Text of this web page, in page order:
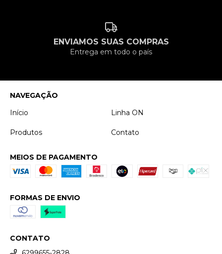
ENVIAMOS SUAS COMPRAS
Entrega em todo o país
NAVEGAÇÃO
Início
Linha ON
Produtos Contato
MEIOS DE PAGAMENTO
FORMAS DE ENVIO
CONTATO